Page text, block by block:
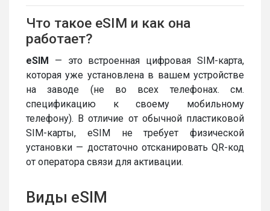
Что такое eSIM и как она
работает?
eSIM
— это встроенная цифровая SIM-карта,
которая уже установлена в вашем устройстве
на заводе (не во всех телефонах. см.
спецификацию к своему мобильному
телефону). В отличие от обычной пластиковой
SIM-карты, eSIM не требует физической
установки — достаточно отсканировать QR-код
от оператора связи для активации.
Виды eSIM